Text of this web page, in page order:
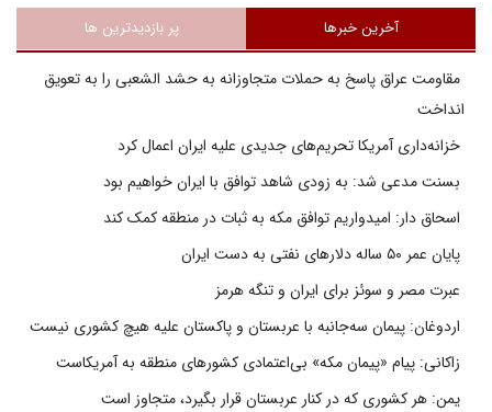
آخرین خبرها پر بازدیدترین ها
مقاومت عراق پاسخ به حملات متجاوزانه به حشد الشعبی را به تعویق
انداخت
خزانه‌داری آمریکا تحریم‌های جدیدی علیه ایران اعمال کرد
بسنت مدعی شد: به زودی شاهد توافق با ایران خواهیم بود
اسحاق دار: امیدواریم توافق مکه به ثبات در منطقه کمک کند
پایان عمر ۵۰ ساله دلارهای نفتی به دست ایران
عبرت مصر و سوئز برای ایران و تنگه هرمز
اردوغان: پیمان سه‌جانبه با عربستان و پاکستان علیه هیچ کشوری نیست
زاکانی: پیام «پیمان مکه» بی‌اعتمادی کشورهای منطقه به آمریکاست
یمن: هر کشوری که در کنار عربستان قرار بگیرد، متجاوز است